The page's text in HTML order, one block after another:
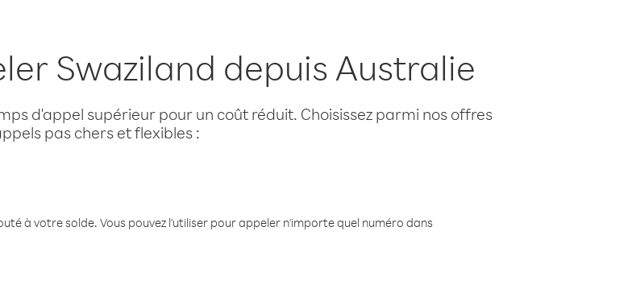
Swaziland depuis Australie
d'appel supérieur pour un coût réduit. Choisissez parmi nos offres
pas chers et flexibles :
à votre solde. Vous pouvez l'utiliser pour appeler n'importe quel numéro dans